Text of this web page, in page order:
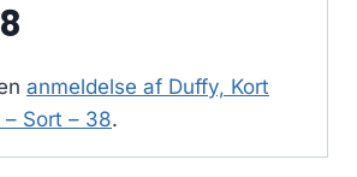
anmeldelse af Duffy, Kort
Sort – 38.